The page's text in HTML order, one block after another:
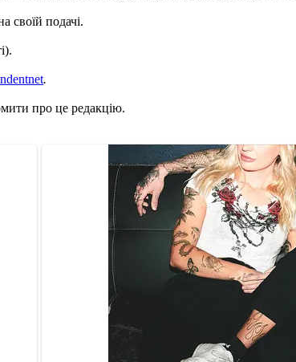
своїй подачі.
.
про це редакцію.